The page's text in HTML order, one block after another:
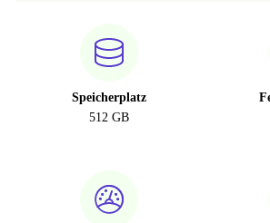
Speicherplatz
512 GB